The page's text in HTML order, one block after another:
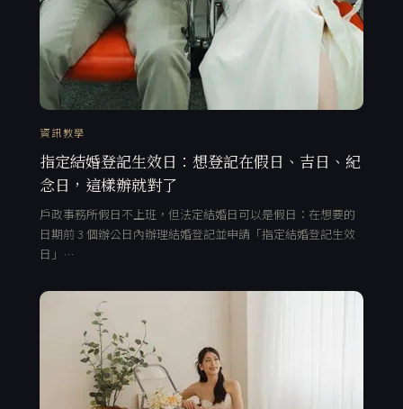
資訊教學
指定結婚登記生效日：想登記在假日、吉日、紀
念日，這樣辦就對了
戶政事務所假日不上班，但法定結婚日可以是假日：在想要的
日期前 3 個辦公日內辦理結婚登記並申請「指定結婚登記生效
日」…